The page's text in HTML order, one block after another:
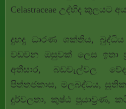
Celastraceae උද්භිද කුලයට
දුහදු ධාරණ ශක්තිය,
වඩවන ඔසුවක් ලෙස ඉතා
අතීසාර, බඩවැල්වල
පිත්තජකාස, මලබද්ධය,
දුර්වලතා, කුෂ්ඨ පූයාව්‍රණ,